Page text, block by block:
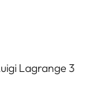
20d
Lagrange 3